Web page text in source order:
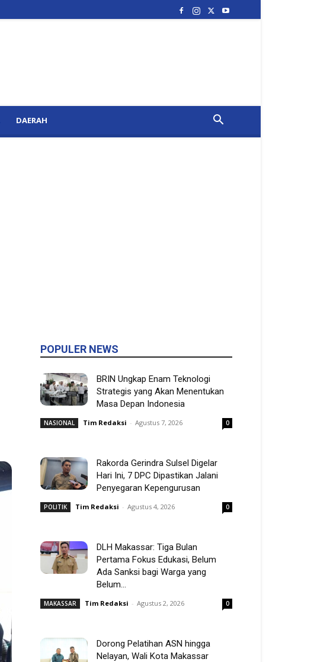
DAERAH
POPULER NEWS
BRIN Ungkap Enam Teknologi
Strategis yang Akan Menentukan
Masa Depan Indonesia
NASIONAL Tim Redaksi - Agustus 7, 2026 0
Rakorda Gerindra Sulsel Digelar
Hari Ini, 7 DPC Dipastikan Jalani
Penyegaran Kepengurusan
POLITIK Tim Redaksi - Agustus 4, 2026 0
DLH Makassar: Tiga Bulan
Pertama Fokus Edukasi, Belum
Ada Sanksi bagi Warga yang
Belum...
MAKASSAR Tim Redaksi - Agustus 2, 2026 0
Dorong Pelatihan ASN hingga
Nelayan, Wali Kota Makassar